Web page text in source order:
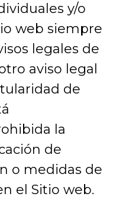
y/o
web siempre
legales de
aviso legal
de
la
de
o medidas de
el Sitio web.